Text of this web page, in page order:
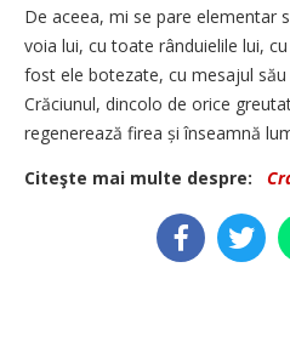
De aceea, mi se pare elementar
voia lui, cu toate rânduielile lui,
fost ele botezate, cu mesajul
Crăciunul, dincolo de orice
regenerează firea și înseamnă
Citeşte mai multe despre: